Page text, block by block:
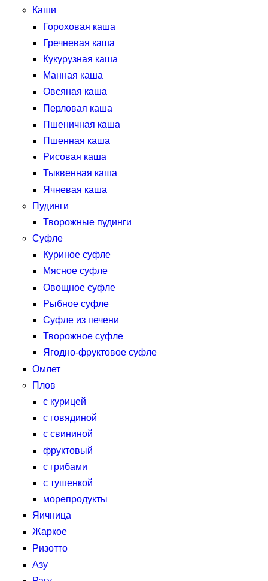
Каши
Гороховая каша
Гречневая каша
Кукурузная каша
Манная каша
Овсяная каша
Перловая каша
Пшеничная каша
Пшенная каша
Рисовая каша
Тыквенная каша
Ячневая каша
Пудинги
Творожные пудинги
Суфле
Куриное суфле
Мясное суфле
Овощное суфле
Рыбное суфле
Суфле из печени
Творожное суфле
Ягодно-фруктовое суфле
Омлет
Плов
с курицей
с говядиной
с свининой
фруктовый
с грибами
с тушенкой
морепродукты
Яичница
Жаркое
Ризотто
Азу